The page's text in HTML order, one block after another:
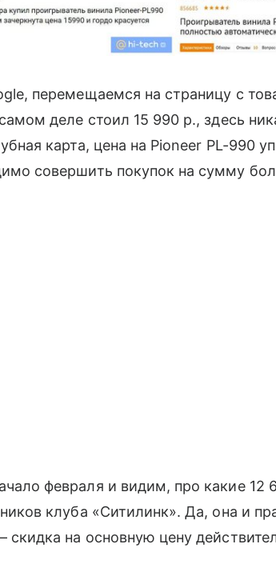
перемещаемся на страницу с
деле стоил 15 990 р., здесь
карта, цена на Pioneer PL-990
совершить покупок на сумму
февраля и видим, про какие 12
клуба «Ситилинк». Да, она и
скидка на основную цену